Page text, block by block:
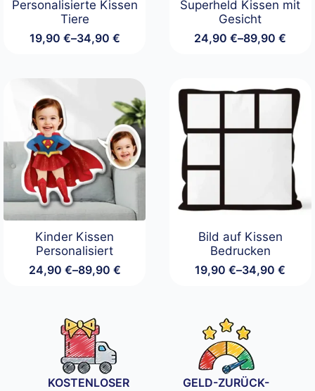
Personalisierte Kissen
Tiere
19,90 €–34,90 €
Preisspanne:
Superheld Kissen mit
Gesicht
24,90€–89,90€
Preisspanne:
Kinder Kissen
Personalisiert
24,90 €–89,90 €
Preisspanne:
89,90 €
Bild auf Kissen
Bedrucken
19,90€–34,90€
Preisspanne:
KOSTENLOSER
GELD-ZURÜCK-